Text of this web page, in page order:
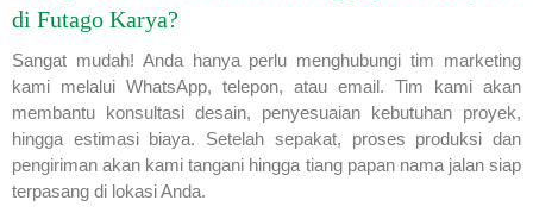
di Futago Karya?
Sangat mudah! Anda hanya perlu menghubungi tim marketing
kami melalui WhatsApp, telepon, atau email. Tim kami akan
membantu konsultasi desain, penyesuaian kebutuhan proyek,
hingga estimasi biaya. Setelah sepakat, proses produksi dan
pengiriman akan kami tangani hingga tiang papan nama jalan siap
terpasang di lokasi Anda.